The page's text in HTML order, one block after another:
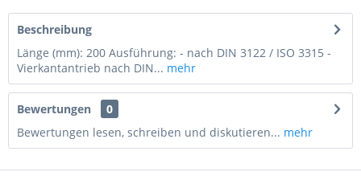
Beschreibung
Länge (mm): 200 Ausführung: - nach DIN 3122 / ISO 3315 -
Vierkantantrieb nach DIN... mehr
Bewertungen
0
Bewertungen lesen, schreiben und diskutieren... mehr